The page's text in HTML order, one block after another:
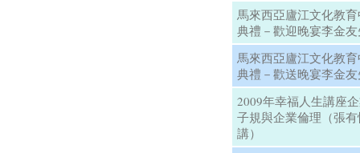
馬來西亞廬江文化教
典禮－歡迎晚宴李金
馬來西亞廬江文化教
典禮－歡送晚宴李金
2009年幸福人生講座
子規與企業倫理（張
講）